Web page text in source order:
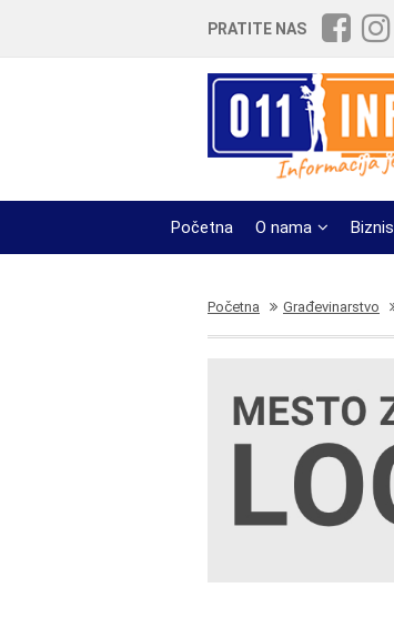
PRATITE NAS
Početna O nama
Početna Građevinarstvo